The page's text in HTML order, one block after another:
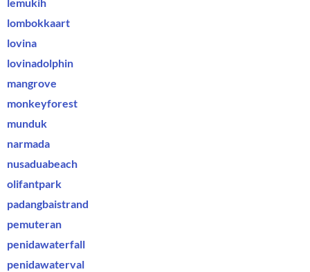
lombokkaart
lovina
lovinadolphin
mangrove
monkeyforest
munduk
narmada
nusaduabeach
olifantpark
padangbaistrand
pemuteran
penidawaterfall
penidawaterval
Tijdelijke korting!
Booking.com
kortingen van minstens